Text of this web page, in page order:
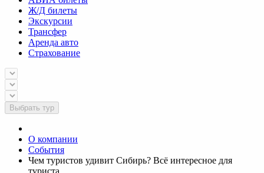
Ж/Д билеты
Экскурсии
Трансфер
Аренда авто
Страхование
Выбрать тур
О компании
События
Чем туристов удивит Сибирь? Всё интересное для